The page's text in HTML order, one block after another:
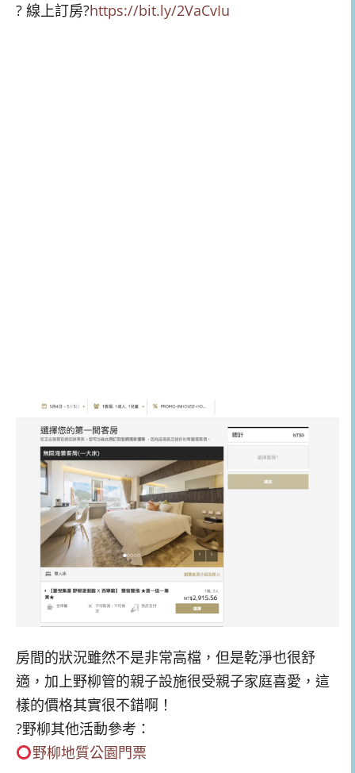
? 線上訂房?https://bit.ly/2VaCvIu
房間的狀況雖然不是非常高檔，但是乾淨也很舒
適，加上野柳管的親子設施很受親子家庭喜愛，這
樣的價格其實很不錯啊！
?野柳其他活動參考：
野柳地質公園門票